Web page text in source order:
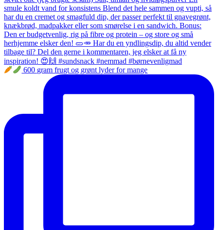
600 gram frugt og grønt lyder for mange